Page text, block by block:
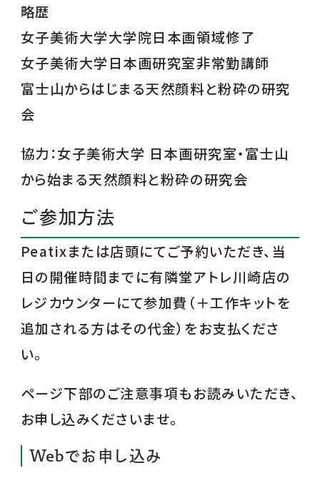
略歴
女子美術大学大学院日本画領域修了
女子美術大学日本画研究室非常勤講師
富士山からはじまる天然顔料と粉砕の研究
会
協力：女子美術大学 日本画研究室・富士山
から始まる天然顔料と粉砕の研究会
ご参加方法
Peatixまたは店頭にてご予約いただき、当
日の開催時間までに有隣堂アトレ川崎店の
レジカウンターにて参加費（＋工作キットを
追加される方はその代金）をお支払くださ
い。
ページ下部のご注意事項もお読みいただき、
お申し込みくださいませ。
Webでお申し込み